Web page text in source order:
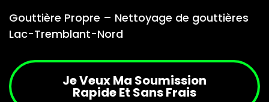
Gouttière Propre – Nettoyage de gouttières
Lac-Tremblant-Nord
Je Veux Ma Soumission
Rapide Et Sans Frais